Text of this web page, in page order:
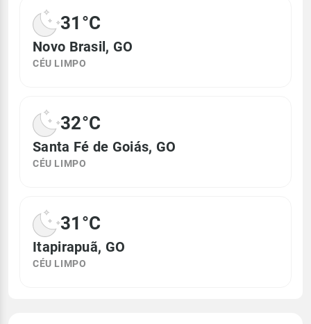
31°C
Novo Brasil, GO
CÉU LIMPO
32°C
Santa Fé de Goiás, GO
CÉU LIMPO
31°C
Itapirapuã, GO
CÉU LIMPO